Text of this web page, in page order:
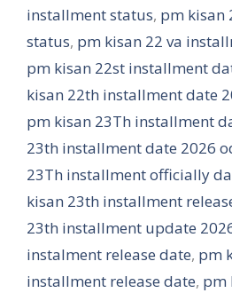
installment status, pm kisan
status, pm kisan 22 va
pm kisan 22st installment
kisan 22th installment date
pm kisan 23Th installment
23th installment date 2026
23Th installment officially
kisan 23th installment
23th installment update
instalment release date, pm
installment release date, pm